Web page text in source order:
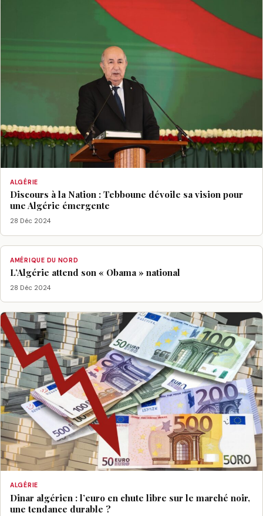
ALGÉRIE
Discours à la Nation : Tebboune dévoile sa vision pour
une Algérie émergente
28 Déc 2024
AMÉRIQUE DU NORD
L’Algérie attend son « Obama » national
28 Déc 2024
ALGÉRIE
Dinar algérien : l’euro en chute libre sur le marché noir,
une tendance durable ?